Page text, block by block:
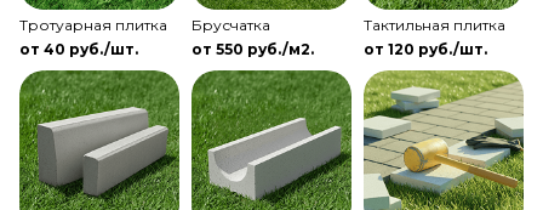
Тротуарная плитка
от 40 руб./шт.
Брусчатка
от 550 руб./м2.
Тактильная плитка
от 120 руб./шт.